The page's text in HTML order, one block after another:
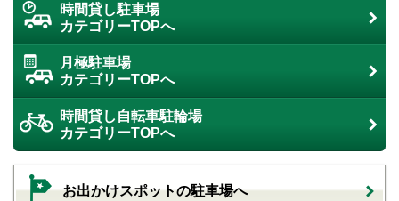
時間貸し駐車場
カテゴリーTOPへ
月極駐車場
カテゴリーTOPへ
時間貸し自転車駐輪場
カテゴリーTOPへ
お出かけスポットの駐車場へ